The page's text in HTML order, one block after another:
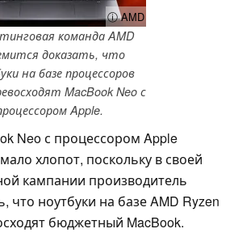
ⓘ AMD
команда AMD
доказать, что
на базе процессоров
MacBook Neo с
Apple.
Neo с процессором Apple
хлопот, поскольку в своей
кампании производитель
что ноутбуки на базе AMD Ryzen
бюджетный MacBook.